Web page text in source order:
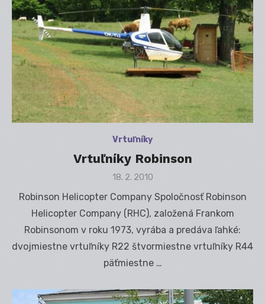
Vrtuľníky
Vrtuľníky Robinson
Posted
18. 2. 2010
Robinson Helicopter Company Spoločnosť Robinson
Helicopter Company (RHC), založená Frankom
Robinsonom v roku 1973, vyrába a predáva ľahké:
dvojmiestne vrtuľníky R22 štvormiestne vrtuľníky R44
päťmiestne …